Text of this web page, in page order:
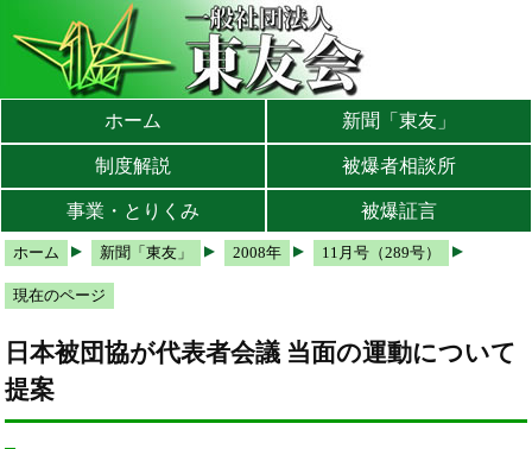
メインメニューへ
サブメニューへ
現在地ナビ（パンくずリスト）へ
ホーム 新聞「東友」
制度解説 被爆者相談所
事業・とりくみ 被爆証言
ホーム 新聞「東友」 2008年 11月号（289号）
現在のページ
日本被団協が代表者会議 当面の運動について
提案